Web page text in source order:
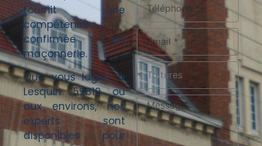
fournit une
compétence
confirmée en
maçonnerie.
Que vous logiez à
Lesquin 59810 ou
aux environs, nos
experts sont
disponibles pour